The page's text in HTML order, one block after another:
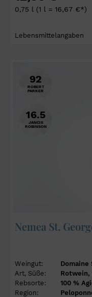
0,75 l (1 l = 16,67 €*)
Lebensmittelangaben
92
ROBERT
PARKER
16.5
JANCIS
ROBINSON
Weingut:
Domaine
Art, Süße:
Rotwein,
Rebsorte:
100 %
Region: